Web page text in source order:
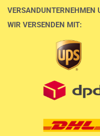
VERSANDUNTERNEHMEN
WIR VERSENDEN MIT: